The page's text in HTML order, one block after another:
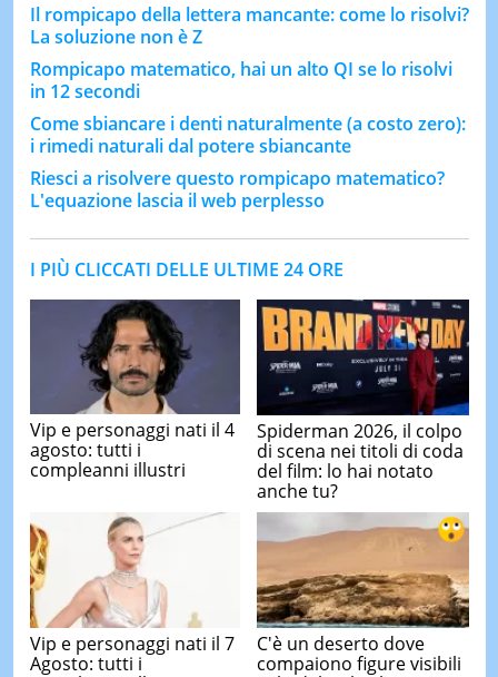
Il rompicapo della lettera mancante: come lo risolvi?
La soluzione non è Z
Rompicapo matematico, hai un alto QI se lo risolvi
in 12 secondi
Come sbiancare i denti naturalmente (a costo zero):
i rimedi naturali dal potere sbiancante
Riesci a risolvere questo rompicapo matematico?
L'equazione lascia il web perplesso
I PIÙ CLICCATI DELLE ULTIME 24 ORE
Vip e personaggi nati il 4
agosto: tutti i
compleanni illustri
Spiderman 2026, il colpo
di scena nei titoli di coda
del film: lo hai notato
anche tu?
Vip e personaggi nati il 7
Agosto: tutti i
C'è un deserto dove
compaiono figure visibili